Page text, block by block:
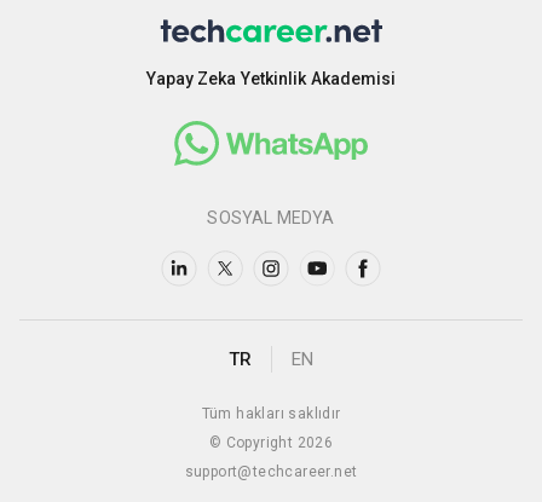
Yapay Zeka Yetkinlik Akademisi
SOSYAL MEDYA
TR EN
Tüm hakları saklıdır
© Copyright 2026
support@techcareer.net